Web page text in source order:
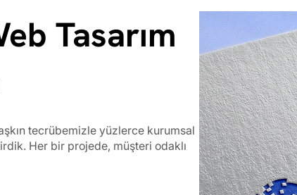
Tasarım
tecrübemizle yüzlerce kurumsal
Her bir projede, müşteri odaklı